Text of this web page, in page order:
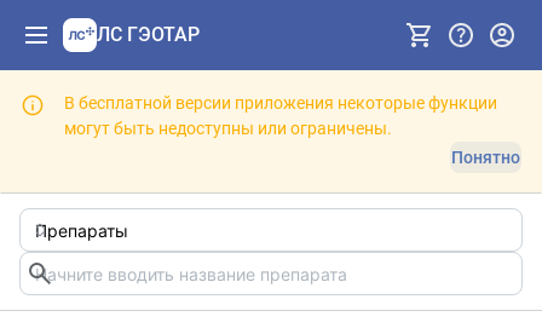
ЛС ГЭОТАР
В бесплатной версии приложения некоторые функции
могут быть недоступны или ограничены.
Понятно